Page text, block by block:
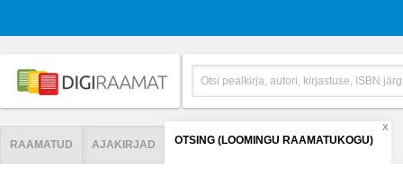
RAAMATUD AJAKIRJAD OTSING (LOOMINGU RAAMATUKOGU)
X